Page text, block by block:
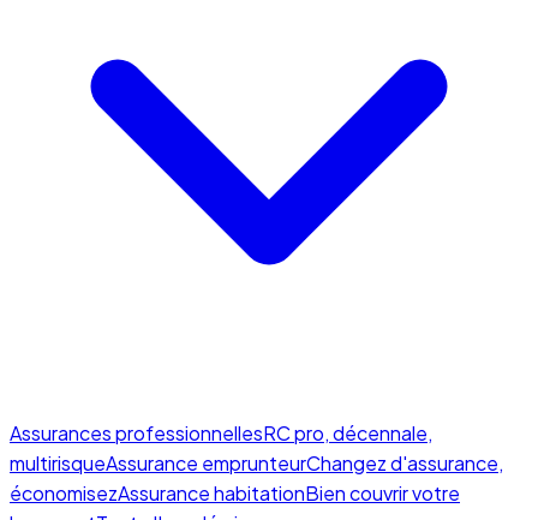
Assurances professionnellesRC pro, décennale,
multirisqueAssurance emprunteurChangez d'assurance,
économisezAssurance habitationBien couvrir votre